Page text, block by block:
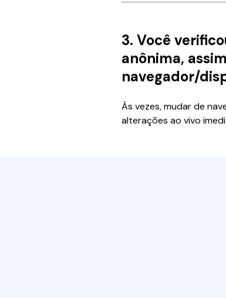
3. Você
anônima,
navegador/
Às vezes, mudar de
alterações ao vivo